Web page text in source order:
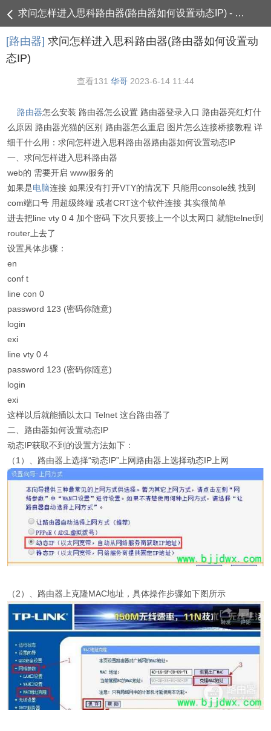
求问怎样进入思科路由器(路由器如何设置动态IP) - 路由器
[路由器] 求问怎样进入思科路由器(路由器如何设置动
态IP)
查看131 华哥 2023-6-14 11:44
路由器怎么安装 路由器怎么设置 路由器登录入口 路由器亮红灯什
么原因 路由器光猫的区别 路由器怎么重启 图片怎么连接桥接教程 详
细干什么用：求问怎样进入思科路由器路由器如何设置动态IP
一、求问怎样进入思科路由器
web的 需要开启 www服务的
如果是电脑连接 如果没有打开VTY的情况下 只能用console线 找到
com端口号 用超级终端 或者CRT这个软件连接 其实很简单
进去把line vty 0 4 加个密码 下次只要接上一个以太网口 就能telnet到
router上去了
设置具体步骤：
en
conf t
line con 0
password 123 (密码你随意)
login
exi
line vty 0 4
password 123 (密码你随意)
login
exi
这样以后就能插以太口 Telnet 这台路由器了
二、路由器如何设置动态IP
动态IP获取不到的设置方法如下：
（1）、路由器上选择“动态IP”上网路由器上选择动态IP上网
（2）、路由器上克隆MAC地址，具体操作步骤如下图所示